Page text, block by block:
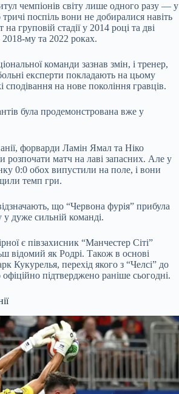
чемпіонів світу лише одного разу — у
поспіль вони не добиралися навіть
на груповій стадії у 2014 році та дві
му та 2022 роках.
команди зазнав змін, і тренер,
експерти покладають на цьому
сподівання на нове покоління гравців.
була продемонстрована вже у
форварди Ламін Ямал та Ніко
розпочати матч на лаві запасних. Але у
0:0 обох випустили на поле, і вони
темп гри.
що “Червона фурія” прибула
у дуже сильній команді.
є півзахисник “Манчестер Сіті”
відомий як Родрі. Також в основі
Кукурелья, перехід якого з “Челсі” до
підтверджено раніше сьогодні.